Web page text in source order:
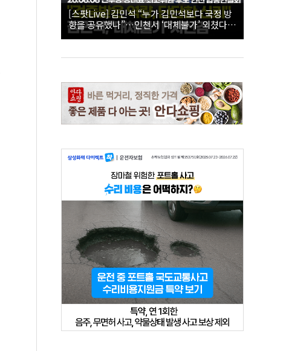
[스팟Live] 김민석 “누가 김민석보다 국정 방
향을 공유했나”…인천서 ‘대체불가’ 외쳤다 |
26.08.08 더불어민주당 당대표·최고위원 후